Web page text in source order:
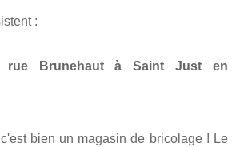
:
rue Brunehaut à Saint Just en
bien un magasin de bricolage ! Le